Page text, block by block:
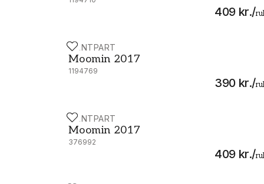
409 kr./
PAINTPART
Moomin 2017
1194769
390 kr./
Moomin 2017 - 5171-3
PAINTPART
Moomin 2017
376992
409 kr./
Moomin 2017 - 2932-3